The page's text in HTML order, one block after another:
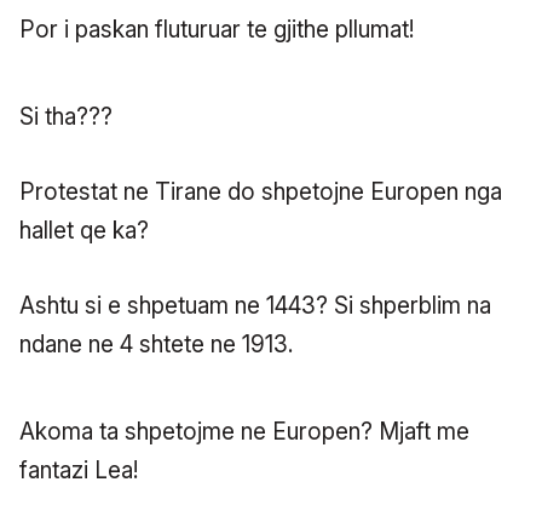
Por i paskan fluturuar te gjithe pllumat!
Si tha???
Protestat ne Tirane do shpetojne Europen nga
hallet qe ka?
Ashtu si e shpetuam ne 1443? Si shperblim na
ndane ne 4 shtete ne 1913.
Akoma ta shpetojme ne Europen? Mjaft me
fantazi Lea!